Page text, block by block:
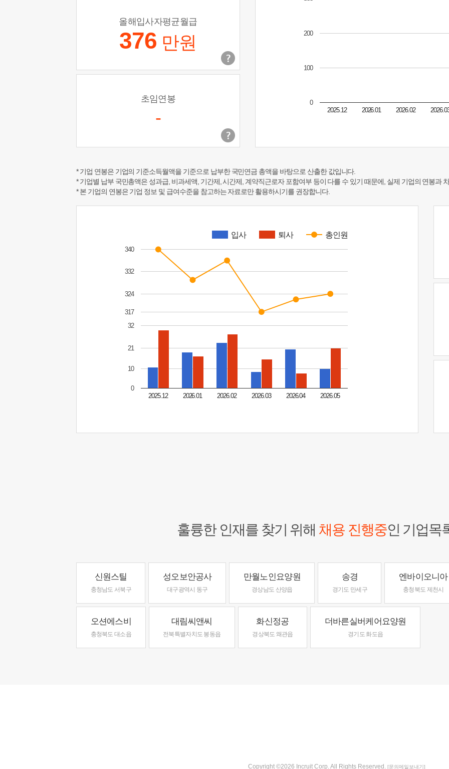
올해입사자평균월급
376 만원
초임연봉
- 2025.12 2026.01 2026.02
0
100
200
* 기업 연봉은 기업의 기준소득월액을 기준으로 납부한 국민연금 총액을 바탕으로 산출한 값입니다.
* 기업별 납부 국민총액은 성과급, 비과세액, 기간제, 시간제, 계약직근로자 포함여부 등이 다를 수 있기 때문에, 실제 기업의 연봉과
* 본 기업의 연봉은 기업 정보 및 급여수준을 참고하는 자료로만 활용하시기를 권장합니다.
입사 퇴사 총인원
2025.12 2026.01 2026.02 2026.03 2026.04 2026.05
0
10
21
32
317
324
332
340
훌륭한 인재를 찾기 위해 채용 진행중인 기업목
신원스틸
충청남도 서북구
성오보안공사
대구광역시 동구
만월노인요양원
경상남도 산양읍
송경
경기도 만세구
엔바이오니아
충청북도 제천시
오션에스비
충청북도 대소읍
대림씨앤씨
전북특별자치도 봉동읍
화신정공
경상북도 왜관읍
더바른실버케어요양원
경기도 화도읍
Copyright ©2026 Incruit Corp. All Rights Reserved. [문의메일보내기]